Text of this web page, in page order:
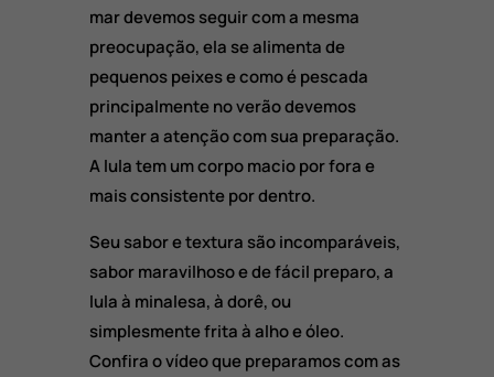
mar devemos seguir com a mesma
preocupação, ela se alimenta de
pequenos peixes e como é pescada
principalmente no verão devemos
manter a atenção com sua preparação.
A lula tem um corpo macio por fora e
mais consistente por dentro.
Seu sabor e textura são incomparáveis,
sabor maravilhoso e de fácil preparo, a
lula à minalesa, à dorê, ou
simplesmente frita à alho e óleo.
Confira o vídeo que preparamos com as